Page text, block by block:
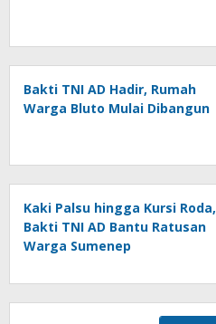
Bakti TNI AD Hadir, Rumah
Warga Bluto Mulai Dibangun
Kaki Palsu hingga Kursi Roda,
Bakti TNI AD Bantu Ratusan
Warga Sumenep